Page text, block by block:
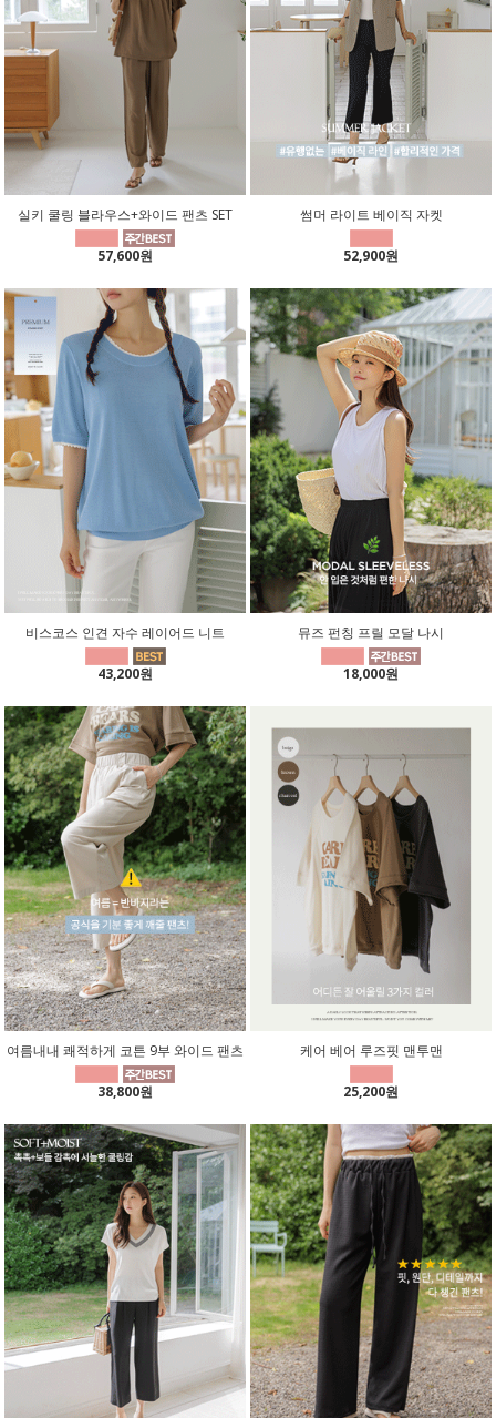
실키 쿨링 블라우스+와이드 팬츠 SET
57,600원
썸머 라이트 베이직 자켓
52,900원
비스코스 인견 자수 레이어드 니트
43,200원
뮤즈 펀칭 프릴 모달 나시
18,000원
여름내내 쾌적하게 코튼 9부 와이드 팬츠
38,800원
케어 베어 루즈핏 맨투맨
25,200원